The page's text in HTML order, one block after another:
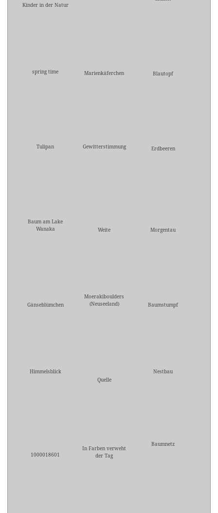
Kinder in der Natur
spring time Marienkäferchen Blautopf
Tulipan Gewitterstimmung Erdbeeren
Baum am Lake
Wanaka
Weite Morgentau
Gänseblümchen
Moerakiboulders
(Neuseeland)
Baumstumpf
Himmelsblick
Quelle
Nestbau
1000018601
In Farben verweht
der Tag
Baumnetz